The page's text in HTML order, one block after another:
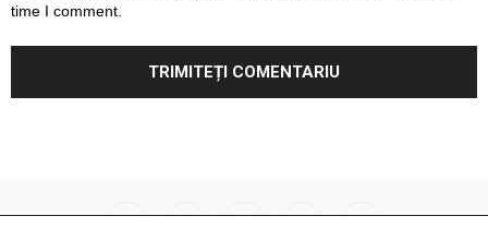
time I comment.